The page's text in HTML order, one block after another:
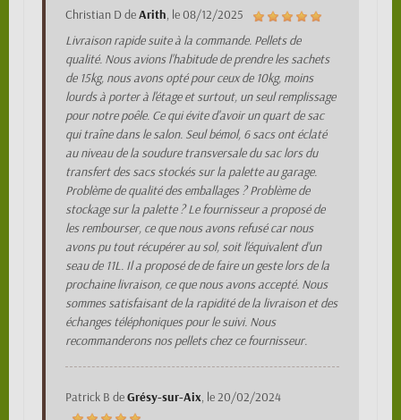
Christian DdeArith, le08/12/2025
Livraison rapide suite à la commande. Pellets de
qualité. Nous avions l'habitude de prendre les sachets
de 15kg, nous avons opté pour ceux de 10kg, moins
lourds à porter à l'étage et surtout, un seul remplissage
pour notre poêle. Ce qui évite d'avoir un quart de sac
qui traîne dans le salon. Seul bémol, 6 sacs ont éclaté
au niveau de la soudure transversale du sac lors du
transfert des sacs stockés sur la palette au garage.
Problème de qualité des emballages ? Problème de
stockage sur la palette ? Le fournisseur a proposé de
les rembourser, ce que nous avons refusé car nous
avons pu tout récupérer au sol, soit l'équivalent d'un
seau de 11L. Il a proposé de de faire un geste lors de la
prochaine livraison, ce que nous avons accepté. Nous
sommes satisfaisant de la rapidité de la livraison et des
échanges téléphoniques pour le suivi. Nous
recommanderons nos pellets chez ce fournisseur.
Patrick B deGrésy-sur-Aix, le20/02/2024